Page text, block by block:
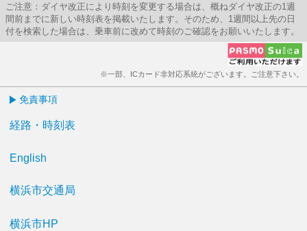
ご注意：ダイヤ改正により時刻を変更する場合は、概ねダイヤ改正の1週
間前までに新しい時刻表を掲載いたします。そのため、1週間以上先の日
付を検索した場合は、乗車前に改めて時刻のご確認をお願いいたします。
※一部、ICカード非対応系統がございます。ご注意下さい。
免責事項
経路・時刻表
English
横浜市交通局
横浜市HP